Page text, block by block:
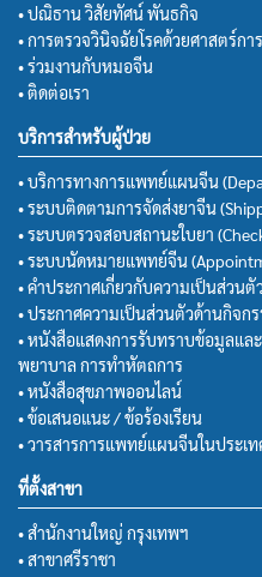
• ปณิธาน วิสัยทัศน์ พันธกิจ
• การตรวจวินิจฉัยโรคด้วยศาสตร์ก
• ร่วมงานกับหมอจีน
• ติดต่อเรา
บริการสำหรับผู้ป่วย
• บริการทางการแพทย์แผนจีน
• ระบบติดตามการจัดส่งยาจีน
• ระบบตรวจสอบสถานะใบยา
• ระบบนัดหมายแพทย์จีน
• คำประกาศเกี่ยวกับความเป็นส่วนตั
• ประกาศความเป็นส่วนตัวด้านกิจก
• หนังสือแสดงการรับทราบข้อมูลแ
พยาบาล การทำหัตถการ
• หนังสือสุขภาพออนไลน์
• ข้อเสนอแนะ / ข้อร้องเรียน
• วารสารการแพทย์แผนจีนในประเท
ที่ตั้งสาขา
• สำนักงานใหญ่ กรุงเทพฯ
• สาขาศรีราชา